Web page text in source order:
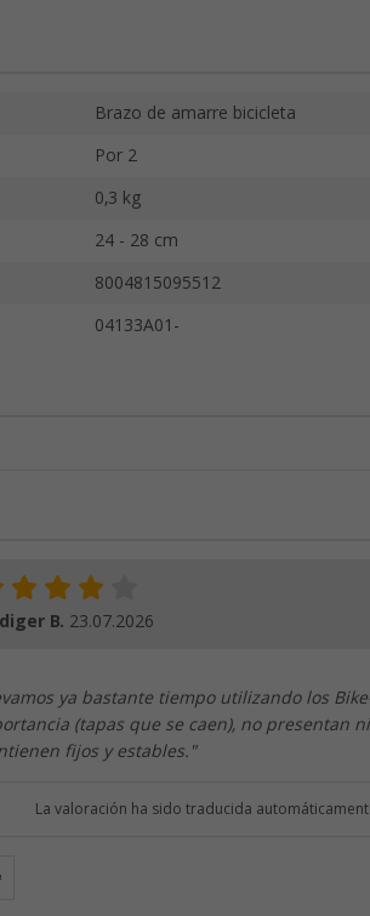
Brazo de amarre bicicleta
Por 2
0,3 kg
24 - 28 cm
8004815095512
04133A01-
B. 23.07.2026
ya bastante tiempo utilizando los
(tapas que se caen), no presentan
fijos y estables."
La valoración ha sido traducida